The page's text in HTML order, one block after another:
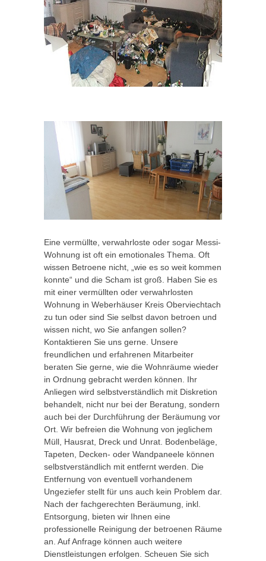
Eine vermüllte, verwahrloste oder sogar Messi-
Wohnung ist oft ein emotionales Thema. Oft
wissen Betroene nicht, „wie es so weit kommen
konnte“ und die Scham ist groß. Haben Sie es
mit einer vermüllten oder verwahrlosten
Wohnung in Weberhäuser Kreis Oberviechtach
zu tun oder sind Sie selbst davon betroen und
wissen nicht, wo Sie anfangen sollen?
Kontaktieren Sie uns gerne. Unsere
freundlichen und erfahrenen Mitarbeiter
beraten Sie gerne, wie die Wohnräume wieder
in Ordnung gebracht werden können. Ihr
Anliegen wird selbstverständlich mit Diskretion
behandelt, nicht nur bei der Beratung, sondern
auch bei der Durchführung der Beräumung vor
Ort. Wir befreien die Wohnung von jeglichem
Müll, Hausrat, Dreck und Unrat. Bodenbeläge,
Tapeten, Decken- oder Wandpaneele können
selbstverständlich mit entfernt werden. Die
Entfernung von eventuell vorhandenem
Ungeziefer stellt für uns auch kein Problem dar.
Nach der fachgerechten Beräumung, inkl.
Entsorgung, bieten wir Ihnen eine
professionelle Reinigung der betroenen Räume
an. Auf Anfrage können auch weitere
Dienstleistungen erfolgen. Scheuen Sie sich